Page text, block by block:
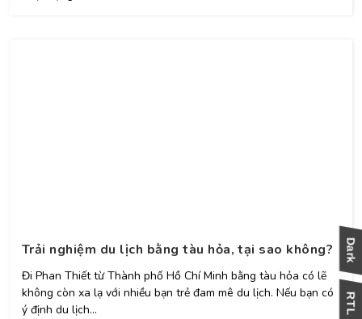
Trải nghiệm du lịch bằng tàu hỏa, tại sao không?
Đi Phan Thiết từ Thành phố Hồ Chí Minh bằng tàu hỏa có lẽ
không còn xa lạ với nhiều bạn trẻ đam mê du lịch. Nếu bạn có
ý định du lịch...